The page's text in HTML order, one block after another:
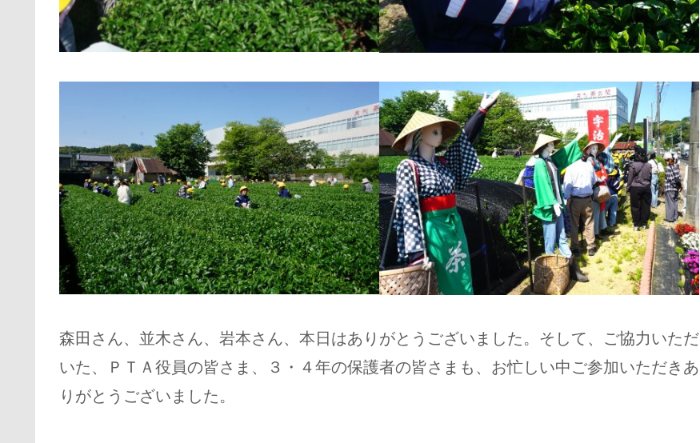
森田さん、並木さん、岩本さん、本日はありがとうございました。そして、ご協力いただ
いた、ＰＴＡ役員の皆さま、３・４年の保護者の皆さまも、お忙しい中ご参加いただきあ
りがとうございました。